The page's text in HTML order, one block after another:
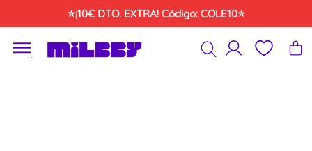
⭐¡10€ DTO. EXTRA! Código: COLE10⭐
´